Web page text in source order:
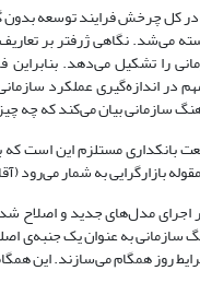
در کل چرخش فرایند توسعه
می‌شد. نگاهی ژرفتر بر
را تشکیل می‌دهد.
عامل مهم در اندازه‌گیری
سازمانی بیان می‌کند که چه
مستلزم این است که
بازارگرایی به شمار می‌رود
به عنوان یک جنبه‌ی
روز همگام می‌سازند. این